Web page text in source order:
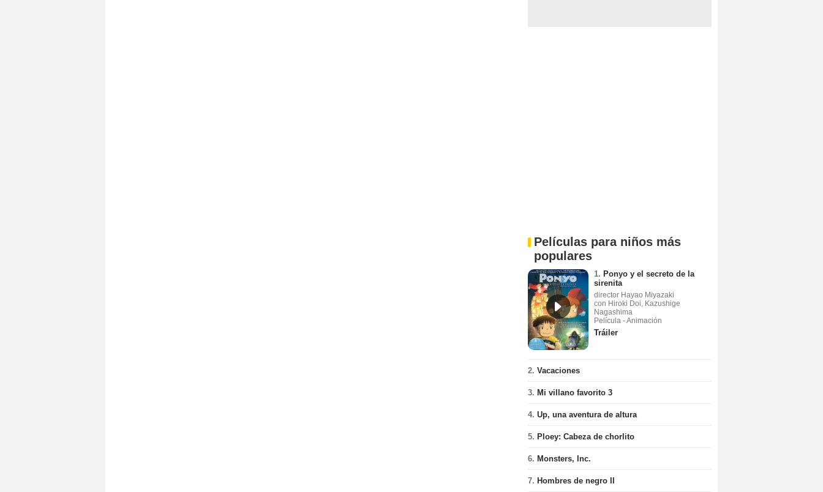
Películas para niños más
populares
1. Ponyo y el secreto de la
sirenita
director Hayao Miyazaki
con Hiroki Doi, Kazushige
Nagashima
Película - Animación
Tráiler
2. Vacaciones
3. Mi villano favorito 3
4. Up, una aventura de altura
5. Ploey: Cabeza de chorlito
6. Monsters, Inc.
7. Hombres de negro II